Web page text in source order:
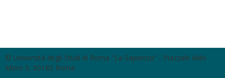
© Università degli Studi di Roma "La Sapienza" - Piazzale Aldo
Moro 5, 00185 Roma